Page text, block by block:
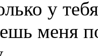
у
меня